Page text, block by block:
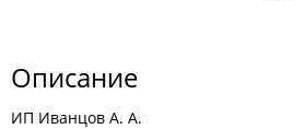
Описание
ИП Иванцов А. А.